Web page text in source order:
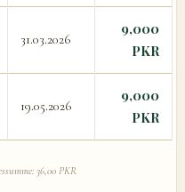
31.03.2026
9,000
PKR
19.05.2026
9,000
PKR
36,00 PKR